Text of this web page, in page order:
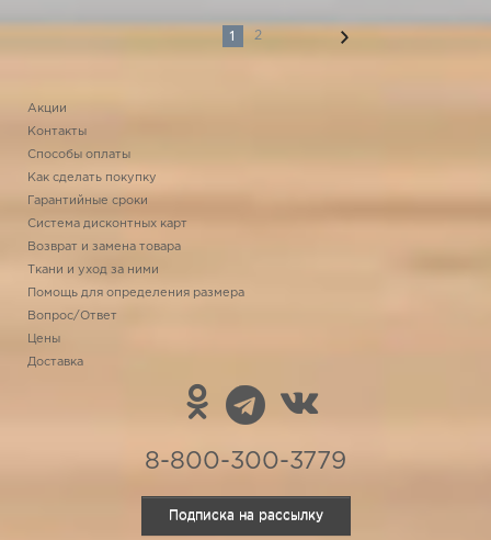
1 2
Акции
Контакты
Способы оплаты
Как сделать покупку
Гарантийные сроки
Система дисконтных карт
Возврат и замена товара
Ткани и уход за ними
Помощь для определения размера
Вопрос/Ответ
Цены
Доставка
8-800-300-3779
Подписка на рассылку